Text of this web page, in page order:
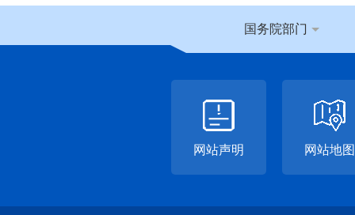
国务院部门
网站声明 网站地图